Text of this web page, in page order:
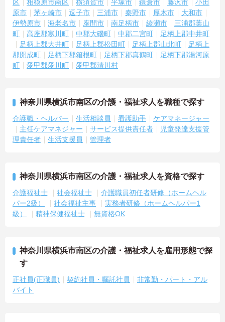
区 相模原市南区 横須賀市 平塚市 鎌倉市 藤沢市
小田
原市
茅ヶ崎市 逗子市 三浦市 秦野市 厚木市
大和市
伊勢原市
海老名市 座間市 南足柄市 綾瀬市
三浦郡葉山
町
高座郡寒川町 中郡大磯町 中郡二宮町
足柄上郡中井町
足柄上郡大井町
足柄上郡松田町 足柄上郡山北町
足柄上
郡開成町
足柄下郡箱根町 足柄下郡真鶴町
足柄下郡湯河原
町
愛甲郡愛川町 愛甲郡清川村
神奈川県横浜市南区の介護・福祉求人を職種で探す
介護職・ヘルパー 生活相談員 看護助手
ケアマネージャー
主任ケアマネジャー
サービス提供責任者
児童発達支援管
理責任者
生活支援員 管理者
神奈川県横浜市南区の介護・福祉求人を資格で探す
介護福祉士 社会福祉士
介護職員初任者研修（ホームヘル
パー2級）
社会福祉主事
実務者研修（ホームヘルパー1
級）
精神保健福祉士 無資格OK
神奈川県横浜市南区の介護・福祉求人を雇用形態で探
す
正社員(正職員) 契約社員・嘱託社員
非常勤・パート・アル
バイト